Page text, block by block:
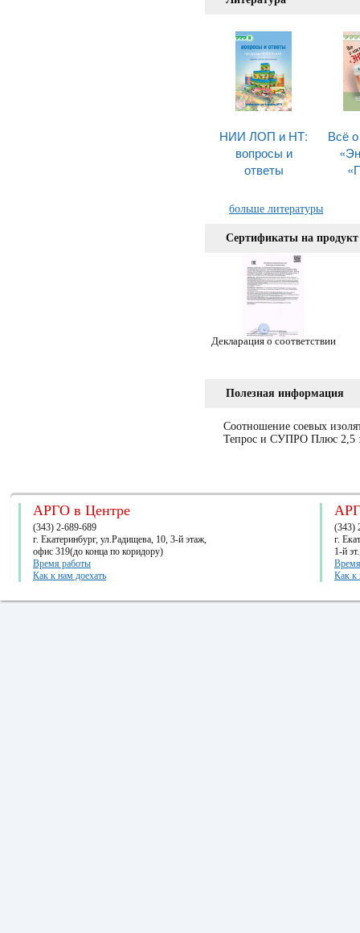
НИИ ЛОП и НТ:
вопросы и
ответы
Всё
больше литературы
Сертификаты на продукт
Декларация о соответствии
Полезная информация
Соотношение соевых
Тепрос и СУПРО Плюс 2,5
АРГО в Центре
(343) 2-689-689
г. Екатеринбург, ул.Радищева, 10, 3-й этаж,
офис 319(до конца по коридору)
Время работы
Как к нам доехать
(343)
г.
1-й
Как к